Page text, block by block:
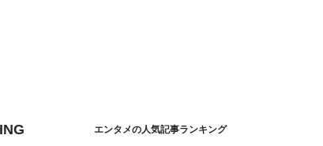
エンタメの人気記事ランキング